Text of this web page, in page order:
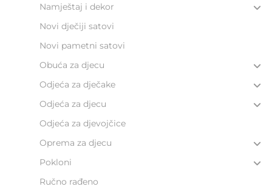
Namještaj i dekor
Novi dječiji satovi
Novi pametni satovi
Obuća za djecu
Odjeća za dječake
Odjeća za djecu
Odjeća za djevojčice
Oprema za djecu
Pokloni
Ručno rađeno